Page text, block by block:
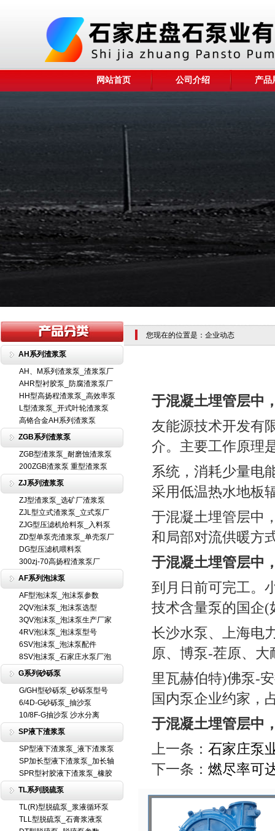
网站首页 公司介绍 产品
AH系列渣浆泵
AH、M系列渣浆泵_渣浆泵厂
AHR型衬胶泵_防腐渣浆泵厂
HH型高扬程渣浆泵_高效率泵
L型渣浆泵_开式叶轮渣浆泵
高铬合金AH系列渣浆泵
ZGB系列渣浆泵
ZGB型渣浆泵_耐磨蚀渣浆泵
200ZGB渣浆泵 重型渣浆泵
ZJ系列渣浆泵
ZJ型渣浆泵_选矿厂渣浆泵
ZJL型立式渣浆泵_立式泵厂
ZJG型压滤机给料泵_入料泵
ZD型单泵壳渣浆泵_单壳泵厂
DG型压滤机喂料泵
300zj-70高扬程渣浆泵厂
AF系列泡沫泵
AF型泡沫泵_泡沫泵参数
2QV泡沫泵_泡沫泵选型
3QV泡沫泵_泡沫泵生产厂家
4RV泡沫泵_泡沫泵型号
6SV泡沫泵_泡沫泵配件
8SV泡沫泵_石家庄水泵厂泡
G系列砂砾泵
G/GH型砂砾泵_砂砾泵型号
6/4D-G砂砾泵_抽沙泵
10/8F-G抽沙泵 沙水分离
SP液下渣浆泵
SP型液下渣浆泵_液下渣浆泵
SP加长型液下渣浆泵_加长轴
SPR型衬胶液下渣浆泵_橡胶
TL系列脱硫泵
TL(R)型脱硫泵_浆液循环泵
TLL型脱硫泵_石膏浆液泵
您现在的位置是：企业动态
于混凝土埋管层中
友能源技术开发有
介。主要工作原理
系统，消耗少量电
采用低温热水地板
于混凝土埋管层中
和局部对流供暖方
于混凝土埋管层中
到月日前可完工。
技术含量泵的国企(
长沙水泵、上海电
原、博泵-茬原、
里瓦赫伯特)佛泵-
国内泵企业约家，
于混凝土埋管层中
上一条： 石家庄泵
下一条： 燃尽率可